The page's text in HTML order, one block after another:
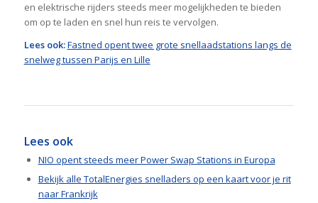
en elektrische rijders steeds meer mogelijkheden te bieden
om op te laden en snel hun reis te vervolgen.
Lees ook:Fastned opent twee grote snellaadstations langs de
snelweg tussen Parijs en Lille
Lees ook
NIO opent steeds meer Power Swap Stations in Europa
Bekijk alle TotalEnergies snelladers op een kaart voor je rit
naar Frankrijk